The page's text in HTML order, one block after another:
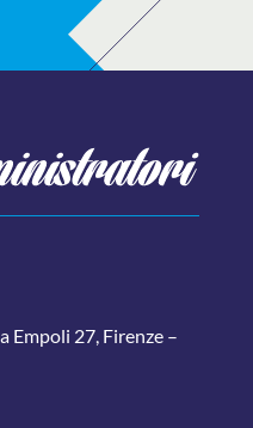
ch
Empoli 27, Firenze –